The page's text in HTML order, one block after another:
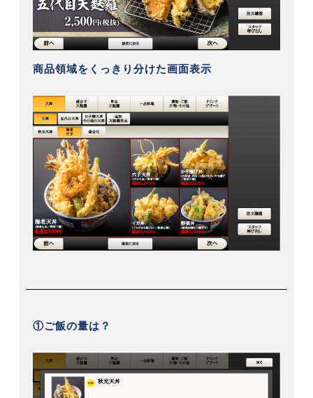
商品領域をくっきり分けた画面表示
①ご飯の量は？